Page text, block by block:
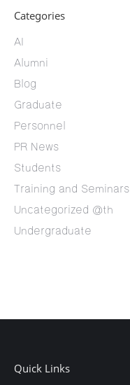
Categories
AI
Alumni
Blog
Graduate
Personnel
PR News
Students
Training and Seminars
Uncategorized @th
Undergraduate
Quick Links